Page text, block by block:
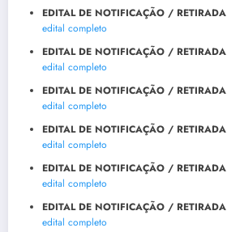
EDITAL DE NOTIFICAÇÃO / RETIRADA
edital completo
EDITAL DE NOTIFICAÇÃO / RETIRADA
edital completo
EDITAL DE NOTIFICAÇÃO / RETIRADA
edital completo
EDITAL DE NOTIFICAÇÃO / RETIRADA
edital completo
EDITAL DE NOTIFICAÇÃO / RETIRADA
edital completo
EDITAL DE NOTIFICAÇÃO / RETIRADA
edital completo